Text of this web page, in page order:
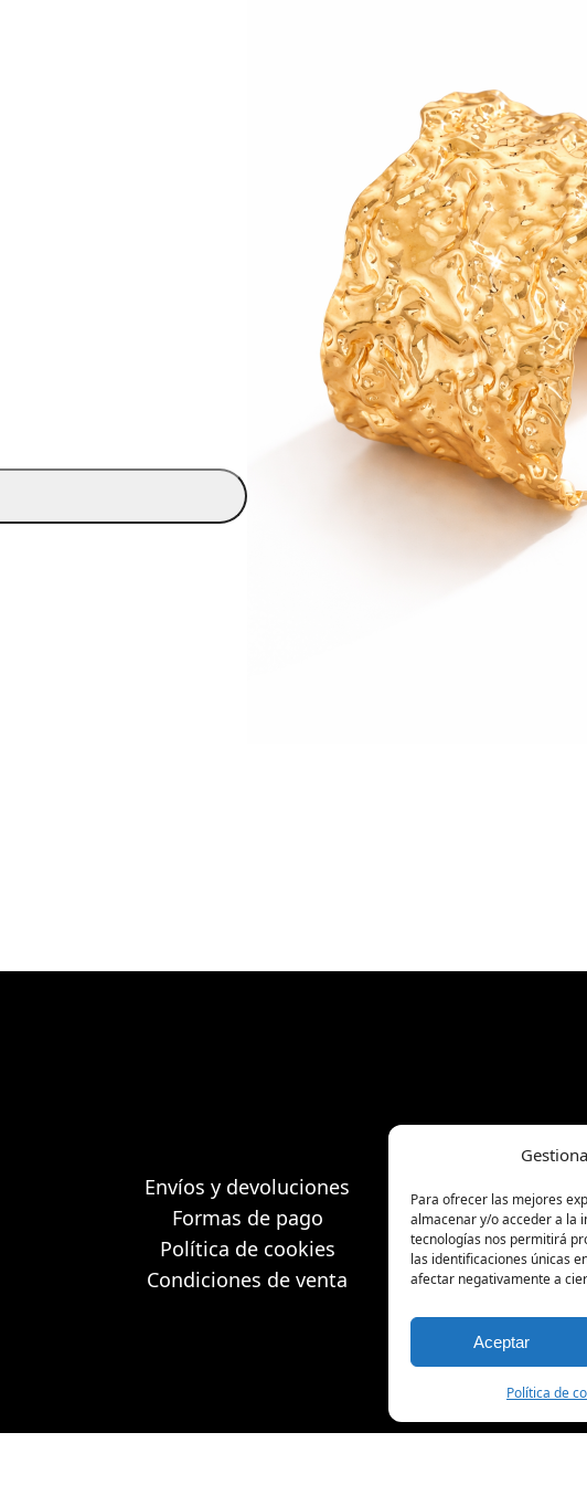
Para ofrecer las mejores
almacenar y/o acceder a la
tecnologías nos permitirá
las identificaciones únicas
afectar negativamente a
Aceptar
Política de
Envíos y devoluciones
Formas de pago
Política de cookies
Condiciones de venta